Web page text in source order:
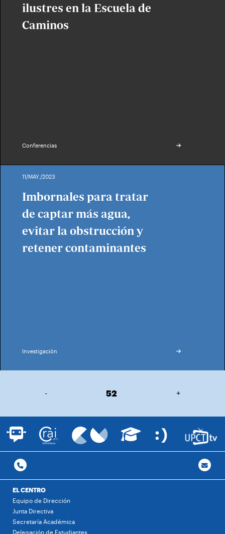
ilustres en la Escuela de
Caminos
Conferencias
11/MAY./2023
Imbornales para tratar
de captar más agua,
evitar la obstrucción y
retener contaminantes
Investigación
- 52 +
EL CENTRO
Equipo de Dirección
Junta Directiva
Secretaría Académica
Delegación de Estudiantes